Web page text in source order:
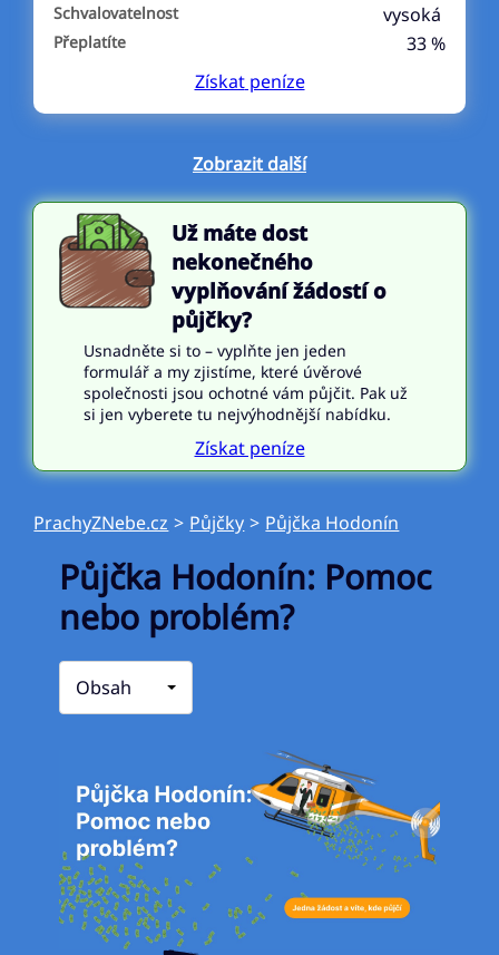
Schvalovatelnost vysoká
Přeplatíte
33 %
Získatpeníze
Zobrazit další
Už máte dost
nekonečného
vyplňování žádostí o
půjčky?
Usnadněte si to – vyplňte jen jeden
formulář a my zjistíme, které úvěrové
společnosti jsou ochotné vám půjčit. Pak už
si jen vyberete tu nejvýhodnější nabídku.
Získat peníze
PrachyZNebe.cz > Půjčky > Půjčka Hodonín
Půjčka Hodonín: Pomoc
nebo problém?
Obsah